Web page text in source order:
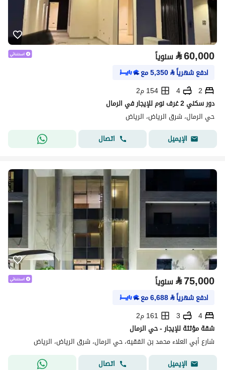
⃁60,000 سنوياً
ادفع شهرياً⃁
5,350مع
2
4
154 م2
دور سكني 2 غرف نوم للإيجار في الرمال
حي الرمال، شرق الرياض، الرياض
الإيميل
اتصال
⃁75,000 سنوياً
ادفع شهرياً⃁
6,688مع
4
3
161 م2
شقة مؤثثة للإيجار - حي الرمال
شارع أبي العلاء محمد بن الفقيه، حي الرمال، شرق الرياض، الرياض
الإيميل
اتصال